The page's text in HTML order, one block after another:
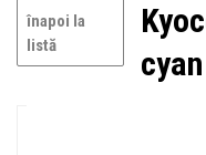
înapoi la
listă